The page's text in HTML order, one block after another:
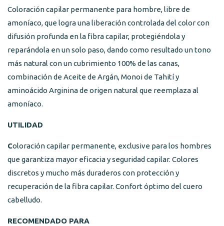
Coloración capilar permanente para hombre, libre de
amoníaco, que logra una liberación controlada del color con
difusión profunda en la fibra capilar, protegiéndola y
reparándola en un solo paso, dando como resultado un tono
más natural con un cubrimiento 100% de las canas,
combinación de Aceite de Argán, Monoi de Tahití y
aminoácido Arginina de origen natural que reemplaza al
amoníaco.
UTILIDAD
Coloración capilar permanente, exclusive para los hombres
que garantiza mayor eficacia y seguridad capilar. Colores
discretos y mucho más duraderos con protección y
recuperación de la fibra capilar. Confort óptimo del cuero
cabelludo.
RECOMENDADO PARA